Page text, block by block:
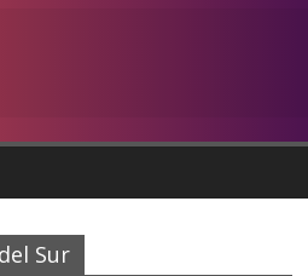
Sur